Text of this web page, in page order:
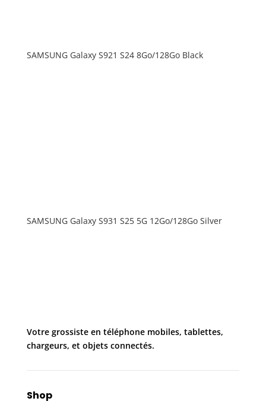
SAMSUNG Galaxy S921 S24 8Go/128Go Black
SAMSUNG Galaxy S931 S25 5G 12Go/128Go Silver
Votre grossiste en téléphone mobiles, tablettes,
chargeurs, et objets connectés.
Shop